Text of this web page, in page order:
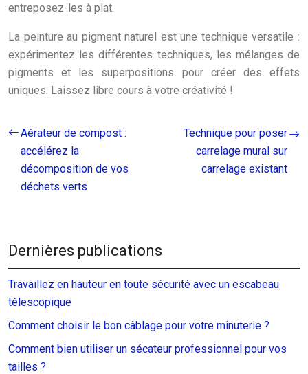
entreposez-les à plat.
La peinture au pigment naturel est une technique versatile :
expérimentez les différentes techniques, les mélanges de
pigments et les superpositions pour créer des effets
uniques. Laissez libre cours à votre créativité !
Aérateur de compost :
accélérez la
décomposition de vos
déchets verts
Technique pour poser
carrelage mural sur
carrelage existant
Dernières publications
Travaillez en hauteur en toute sécurité avec un escabeau
télescopique
Comment choisir le bon câblage pour votre minuterie ?
Comment bien utiliser un sécateur professionnel pour vos
tailles ?